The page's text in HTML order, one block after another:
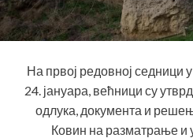
На првој редовној седници
24. јануара, већници су
одлука, документа и
Ковин на разматрање и